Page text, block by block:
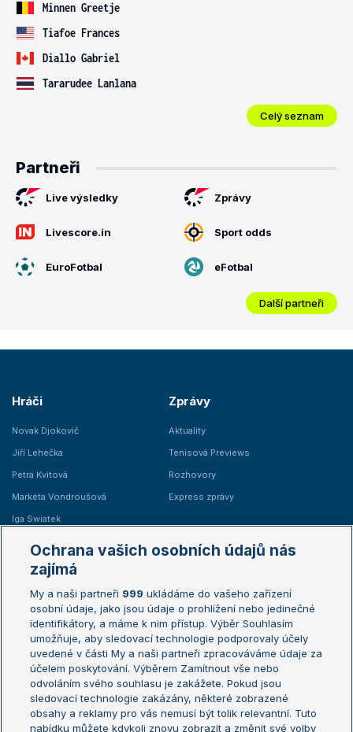
Minnen Greetje
Tiafoe Frances
Diallo Gabriel
Tararudee Lanlana
Celý seznam
Partneři
Live výsledky Zprávy
Livescore.in Sport odds
EuroFotbal eFotbal
Další partneři
Hráči
Novak Djokovič
Jiří Lehečka
Petra Kvitová
Markéta Vondroušová
Iga Swiatek
Zprávy
Aktuality
Tenisová Previews
Rozhovory
Express zprávy
Žebříčky
Žebříček ATP (muži)
Žebříček WTA (ženy)
Sázkařský žebříček
Australian Open
French Open
Wimbledon
US Open
Turnaj mistrů
Turnaj mistryň
Aktualní trendy
Ochrana vašich osobních údajů nás
zajímá
My a naši partneři 999 ukládáme do vašeho zařízení
osobní údaje, jako jsou údaje o prohlížení nebo jedinečné
identifikátory, a máme k nim přístup. Výběr Souhlasím
umožňuje, aby sledovací technologie podporovaly účely
uvedené v části My a naši partneři zpracováváme údaje za
účelem poskytování. Výběrem Zamítnout vše nebo
odvoláním svého souhlasu je zakážete. Pokud jsou
sledovací technologie zakázány, některé zobrazené
obsahy a reklamy pro vás nemusí být tolik relevantní. Tuto
nabídku můžete kdykoli znovu zobrazit a změnit své volby